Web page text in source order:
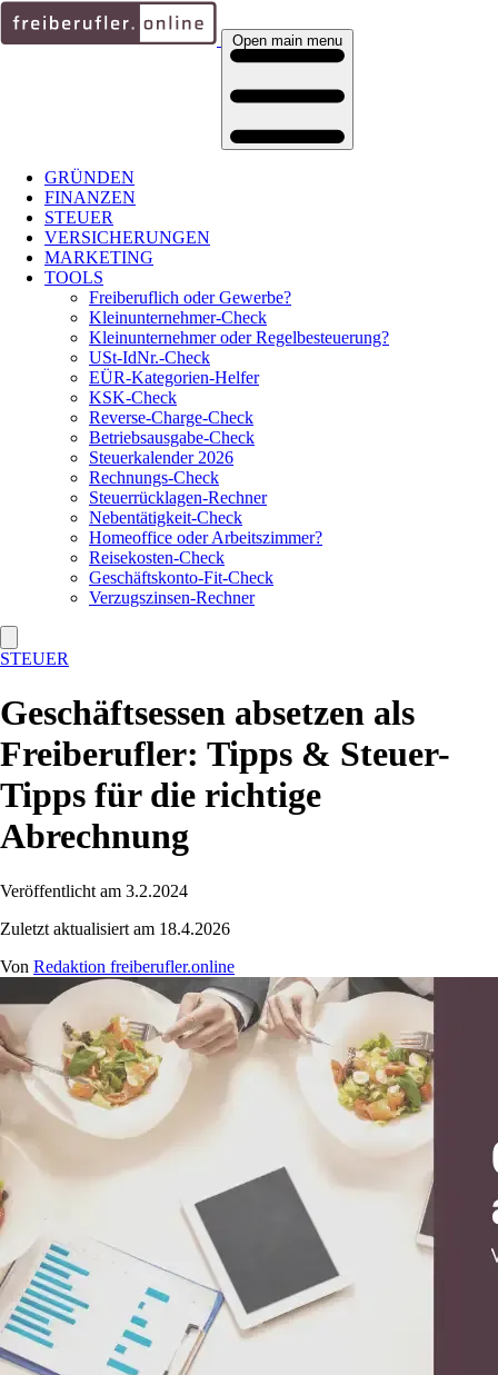
Open main menu
GRÜNDEN
FINANZEN
STEUER
VERSICHERUNGEN
MARKETING
TOOLS
Freiberuflich oder Gewerbe?
Kleinunternehmer-Check
Kleinunternehmer oder Regelbesteuerung?
USt-IdNr.-Check
EÜR-Kategorien-Helfer
KSK-Check
Reverse-Charge-Check
Betriebsausgabe-Check
Steuerkalender 2026
Rechnungs-Check
Steuerrücklagen-Rechner
Nebentätigkeit-Check
Homeoffice oder Arbeitszimmer?
Reisekosten-Check
Geschäftskonto-Fit-Check
Verzugszinsen-Rechner
STEUER
Geschäftsessen absetzen als
Freiberufler: Tipps & Steuer-
Tipps für die richtige
Abrechnung
Veröffentlicht am 3.2.2024
Zuletzt aktualisiert am 18.4.2026
Von Redaktion freiberufler.online